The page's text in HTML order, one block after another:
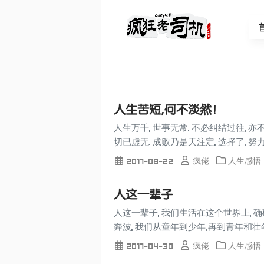
人生苦短,何不淡然！
人生万千, 世事无常. 不必纠结过往, 亦
切已虚无. 成败乃是天注定, 选择了, 努
2017-08-22 疯佬 人生感悟
人这一辈子
人这一辈子, 我们生活在这个世界上,
奔波, 我们从童年到少年,再到青年和
2017-04-30 疯佬 人生感悟